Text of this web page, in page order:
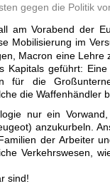
gegen die Politik
am Vorabend der
Mobilisierung im
Macron eine
Kapitals geführt:
für die
die Waffenhändler
nur ein
anzukurbeln.
der Arbeiter
Verkehrswesen,
sind!